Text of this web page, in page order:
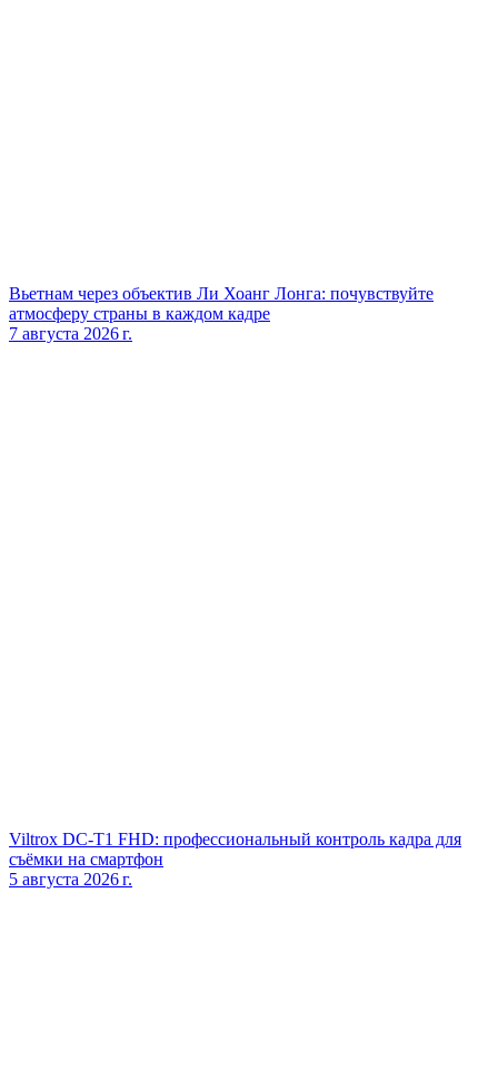
Вьетнам через объектив Ли Хоанг Лонга: почувствуйте
атмосферу страны в каждом кадре
7 августа 2026 г.
Viltrox DC‑T1 FHD: профессиональный контроль кадра для
съёмки на смартфон
5 августа 2026 г.